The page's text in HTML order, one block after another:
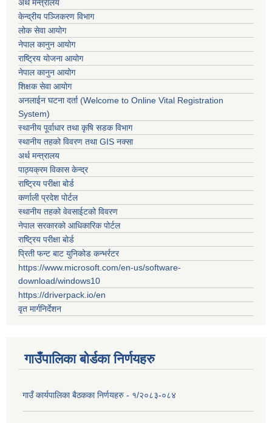
अर्थ मन्त्रालय
केन्द्रीय पञ्जिकरण विभाग
लोक सेवा आयोग
नेपाल कानुन आयोग
राष्ट्रिय योजना आयोग
नेपाल कानुन आयोग
शिक्षक सेवा आयोग
अनलाईन घटना दर्ता (Welcome to Online Vital Registration
System)
स्थानीय पूर्वाधार तथा कृषि सडक विभाग
स्थानीय तहको विवरण तथा GIS नक्सा
अर्थ मन्त्रालय
पाठ्यक्रम विकास केन्द्र
राष्ट्रिय परीक्षा बोर्ड
कर्णाली प्रदेश पोर्टल
स्थानीय तहको वेवसाईटको विवरण
नेपाल सरकारको आधिकारिक पोर्टल
राष्ट्रिय परीक्षा बोर्ड
प्रिती फन्ट बाट युनिकोड कन्भर्रटर
https://www.microsoft.com/en-us/software-
download/windows10
https://driverpack.io/en
वृत मार्गनिर्देशन
गाउँपालिका बोर्डका निर्णयहरु
गाउँ कार्यपालिका बैठकका निर्णयहरु - १/२०८३-०८४